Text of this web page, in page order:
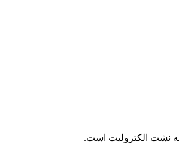
نشت الکترولیت است.